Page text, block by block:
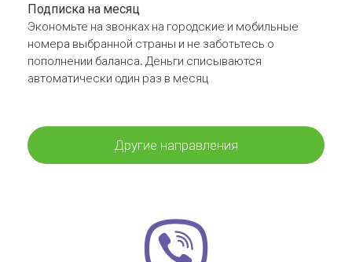
Подписка на месяц
Экономьте на звонках на городские и мобильные
номера выбранной страны и не заботьтесь о
пополнении баланса. Деньги списываются
автоматически один раз в месяц
Другие направления